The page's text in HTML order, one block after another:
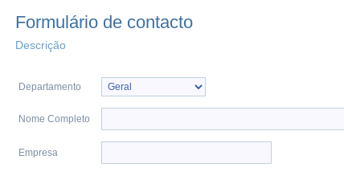
Formulário de contacto
Descrição
Departamento
Nome Completo
Empresa